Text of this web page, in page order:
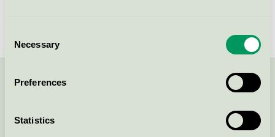
Selection
Necessary
Preferences
Statistics
Kontakta oss på eller via formuläret: